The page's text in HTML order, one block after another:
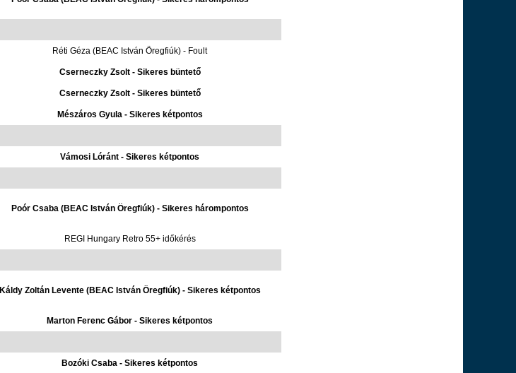
Réti Géza (BEAC István Öregfiúk) - Foult
Cserneczky Zsolt - Sikeres büntető
Cserneczky Zsolt - Sikeres büntető
Mészáros Gyula - Sikeres kétpontos
Vámosi Lóránt - Sikeres kétpontos
Poór Csaba (BEAC István Öregfiúk) - Sikeres hárompontos
REGI Hungary Retro 55+ időkérés
Káldy Zoltán Levente (BEAC István Öregfiúk) - Sikeres kétpontos
Marton Ferenc Gábor - Sikeres kétpontos
Bozóki Csaba - Sikeres kétpontos